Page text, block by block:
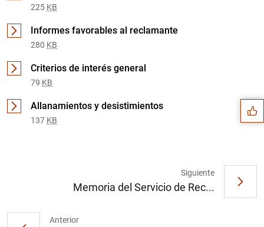
225 KB
Informes favorables al reclamante
280 KB
Criterios de interés general
79 KB
Allanamientos y desistimientos
137 KB
Anterior
Siguiente
Memoria del Servicio de Rec...
Sugerencias